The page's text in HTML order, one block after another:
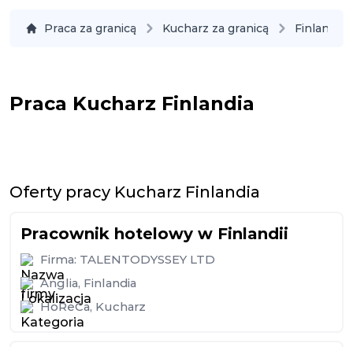
Praca za granicą Kucharz za granicą Finlandia
Praca Kucharz Finlandia
Oferty pracy Kucharz Finlandia
Pracownik hotelowy w Finlandii
Firma: TALENTODYSSEY LTD
Anglia, Finlandia
HoReCa, Kucharz